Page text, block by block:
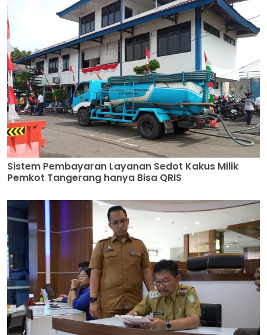
Sistem Pembayaran Layanan Sedot Kakus Milik
Pemkot Tangerang hanya Bisa QRIS